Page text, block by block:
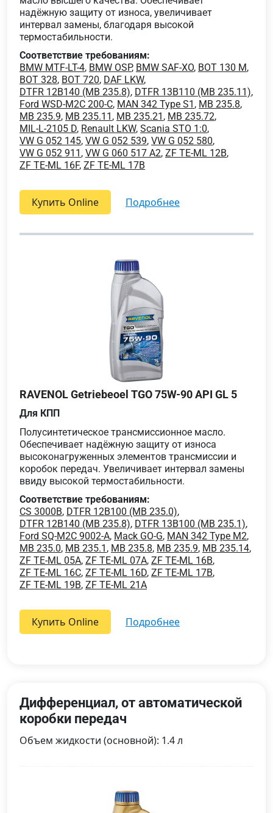
надёжную защиту от износа, увеличивает
интервал замены, благодаря высокой
термостабильности.
Соответствие требованиям:
BMW MTF-LT-4, BMW OSP, BMW SAF-XO, BOT 130 M,
BOT 328, BOT 720, DAF LKW,
DTFR 12B140 (MB 235.8), DTFR 13B110 (MB 235.11),
Ford WSD-M2C 200-C, MAN 342 Type S1 , MB 235.8,
MB 235.9, MB 235.11 , MB 235.21 , MB 235.72,
MIL-L-2105 D, Renault LKW, Scania STO 1:0,
VW G 052 145, VW G 052 539, VW G 052 580,
VW G 052 911 , VW G 060 517 A2, ZF TE-ML 12B,
ZF TE-ML 16F, ZF TE-ML 17B
Купить Online подробнее
RAVENOL Getriebeoel TGO 75W-90 API GL 5
Для КПП
Полусинтетическое трансмиссионное масло.
Обеспечивает надёжную защиту от износа
высоконагруженных элементов трансмиссии и
коробок передач. Увеличивает интервал замены
ввиду высокой термостабильности.
Соответствие требованиям:
CS 3000B, DTFR 12B100 (MB 235.0),
DTFR 12B140 (MB 235.8), DTFR 13B100 (MB 235.1),
Ford SQ-M2C 9002-A, Mack GO-G, MAN 342 Type M2,
MB 235.0, MB 235.1 , MB 235.8, MB 235.9, MB 235.14,
ZF TE-ML 05A, ZF TE-ML 07A, ZF TE-ML 16B,
ZF TE-ML 16C, ZF TE-ML 16D, ZF TE-ML 17B,
ZF TE-ML 19B, ZF TE-ML 21A
Купить Online подробнее
Дифференциал, от автоматической
коробки передач
Объем жидкости (основной): 1.4 л